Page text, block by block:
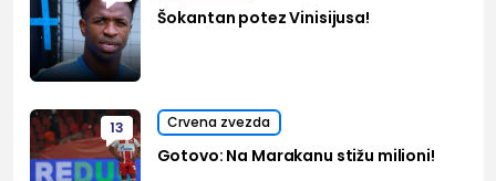
Šokantan potez Vinisijusa!
13 Crvena zvezda
Gotovo: Na Marakanu stižu milioni!